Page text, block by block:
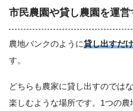
市民農園や貸し農園を運営
農地バンクのように貸し出すだ
す。
どちらも農家に貸し出すのでは
楽しむような場所です。1つの